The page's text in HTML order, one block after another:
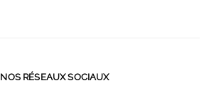
NOS RÉSEAUX SOCIAUX